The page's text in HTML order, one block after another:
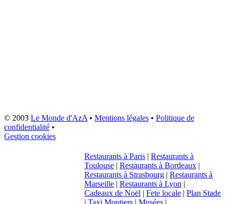
© 2003 Le Monde d'AzA• Mentions légales • Politique de
confidentialité •
Gestion cookies
Restaurants à Paris | Restaurants à
Toulouse | Restaurants à Bordeaux |
Restaurants à Strasbourg | Restaurants à
Marseille | Restaurants à Lyon |
Cadeaux de Noël | Fete locale | Plan Stade